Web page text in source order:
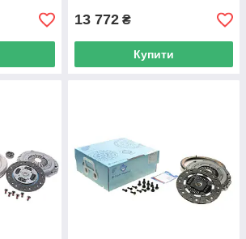
13 772 ₴
Купити